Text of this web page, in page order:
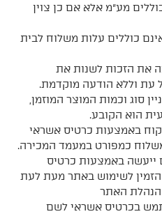
מע"מ אלא אם כן צוין
כוללים עלות משלוח לבית
את הזכות לשנות את
עת וללא הודעה מוקדמת.
סוג וכמות המוצר המוזמן,
הוא הקובע.
באמצעות כרטיס אשראי
כמפורט במעמד המכירה.
ייעשה באמצעות כרטיס
לשימוש באתר מעת לעת
האתר
בכרטיס אשראי לשם